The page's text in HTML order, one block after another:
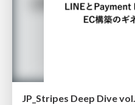
JP_Stripes Deep Dive